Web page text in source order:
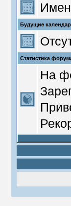
Будущие
Статистика
На